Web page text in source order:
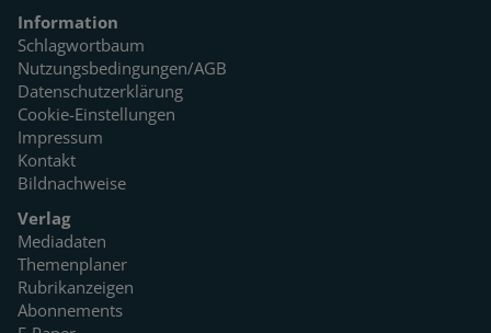
Information
Schlagwortbaum
Nutzungsbedingungen/AGB
Datenschutzerklärung
Cookie-Einstellungen
Impressum
Kontakt
Bildnachweise
Verlag
Mediadaten
Themenplaner
Rubrikanzeigen
Abonnements